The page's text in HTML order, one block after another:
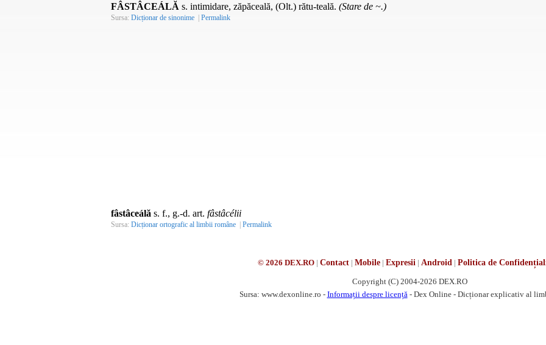
FÂSTÂCEÁLĂ s. intimidare, zăpăceală, (Olt.) rătu-teală. (Stare de ~.)
Sursa: Dicționar de sinonime | Permalink
fâstâceálă s. f., g.-d. art. fâstâcélii
Sursa: Dicționar ortografic al limbii române | Permalink
© 2026 DEX.RO| Contact| Mobile| Expresii | Android | Politica de
Copyright (C) 2004-2026 DEX.RO
Sursa: www.dexonline.ro - Informații despre licență - Dex Online - Dicționar explicativ al